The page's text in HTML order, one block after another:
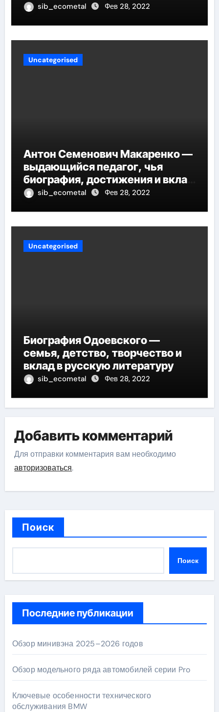
sib_ecometal Фев 28, 2022
Uncategorised
Антон Семенович Макаренко —
выдающийся педагог, чья
биография, достижения и вклад
в педагогику оказывают
sib_ecometal Фев 28, 2022
Uncategorised
Биография Одоевского —
семья, детство, творчество и
вклад в русскую литературу
sib_ecometal Фев 28, 2022
Добавить комментарий
Для отправки комментария вам необходимо
авторизоваться.
Поиск
Поиск
Последние публикации
Обзор минивэна 2025–2026 годов
Обзор модельного ряда автомобилей серии Pro
Ключевые особенности технического
обслуживания BMW